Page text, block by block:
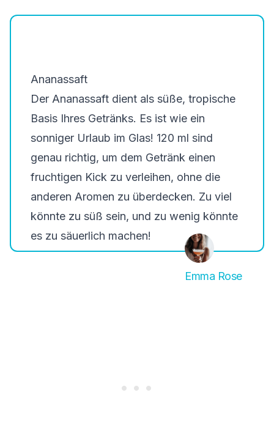
Ananassaft
Der Ananassaft dient als süße, tropische
Basis Ihres Getränks. Es ist wie ein
sonniger Urlaub im Glas! 120 ml sind
genau richtig, um dem Getränk einen
fruchtigen Kick zu verleihen, ohne die
anderen Aromen zu überdecken. Zu viel
könnte zu süß sein, und zu wenig könnte
es zu säuerlich machen!
Emma Rose